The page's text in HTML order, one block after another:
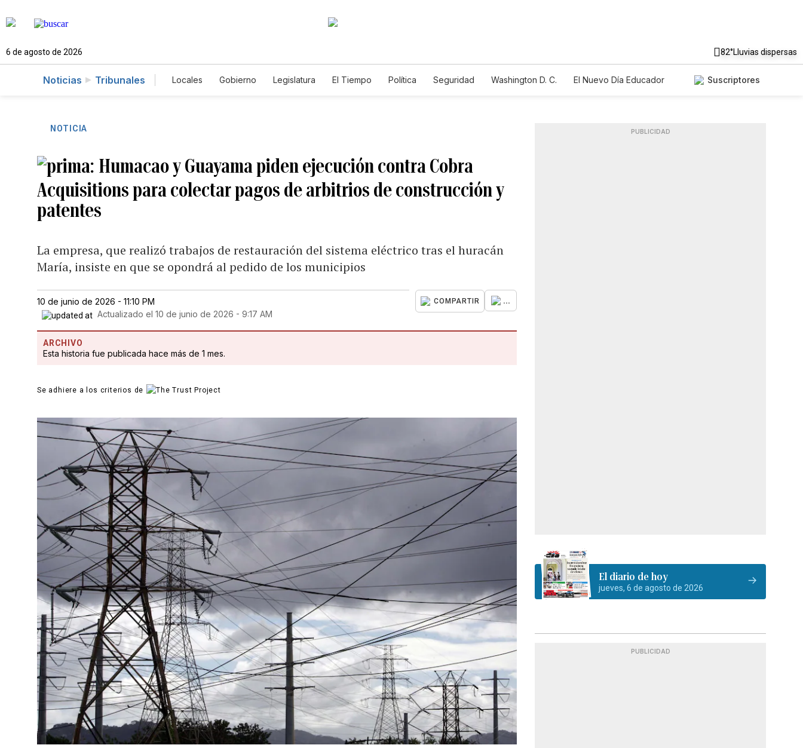
6 de agosto de 2026 82°Lluvias dispersas
Noticias Tribunales Locales Gobierno Legislatura El Tiempo Política Seguridad Washington D. C.
El Nuevo Día Educador
Suscriptores
NOTICIA
Humacao y Guayama piden ejecución contra Cobra
Acquisitions para colectar pagos de arbitrios de construcción y
patentes
La empresa, que realizó trabajos de restauración del sistema eléctrico tras el huracán
María, insiste en que se opondrá al pedido de los municipios
10 de junio de 2026 - 11:10 PM
Actualizado el10 de junio de 2026 - 9:17 AM
COMPARTIR ...
ARCHIVO
Esta historia fue publicada hace más de 1 mes.
Se adhiere a los criterios de
PUBLICIDAD
El diario de hoy
jueves, 6 de agosto de 2026
PUBLICIDAD